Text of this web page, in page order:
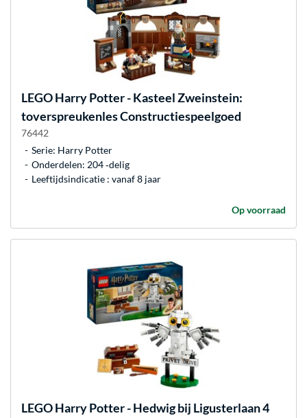
LEGOHarry Potter - Kasteel Zweinstein:
toverspreukenles Constructiespeelgoed
76442
Serie: Harry Potter
Onderdelen: 204 ‐delig
Leeftijdsindicatie : vanaf 8 jaar
Op voorraad
LEGOHarry Potter - Hedwig bij Ligusterlaan 4